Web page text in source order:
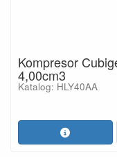
Kompresor
4,00cm3
Katalog: HLY40AA